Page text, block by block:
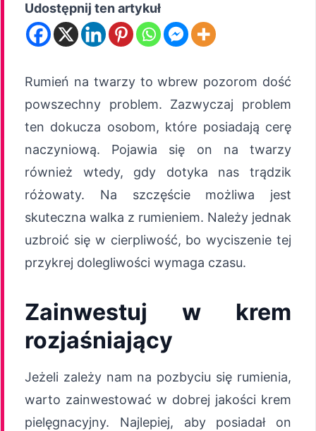
Udostępnij ten artykuł
Rumień na twarzy to wbrew pozorom dość
powszechny problem. Zazwyczaj problem
ten dokucza osobom, które posiadają cerę
naczyniową. Pojawia się on na twarzy
również wtedy, gdy dotyka nas trądzik
różowaty. Na szczęście możliwa jest
skuteczna walka z rumieniem. Należy jednak
uzbroić się w cierpliwość, bo wyciszenie tej
przykrej dolegliwości wymaga czasu.
Zainwestuj w krem
rozjaśniający
Jeżeli zależy nam na pozbyciu się rumienia,
warto zainwestować w dobrej jakości krem
pielęgnacyjny. Najlepiej, aby posiadał on